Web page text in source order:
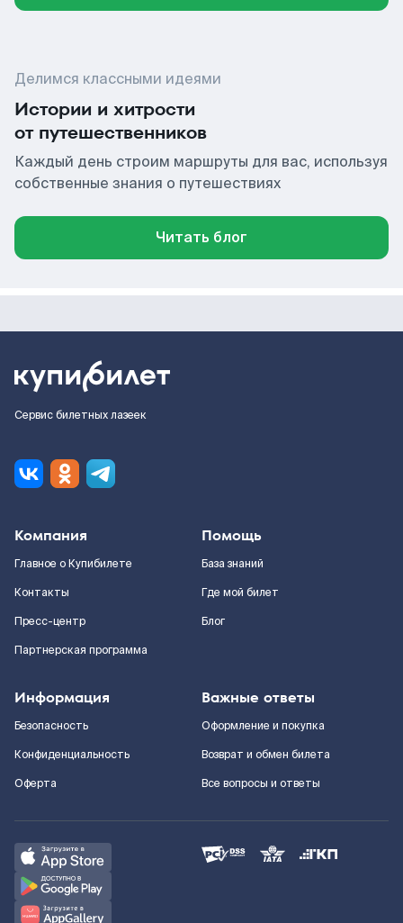
Делимся классными идеями
Истории и хитрости
от путешественников
Каждый день строим маршруты для вас, используя
собственные знания о путешествиях
Читать блог
Сервис билетных лазеек
Компания
Главное о Купибилете
Контакты
Пресс-центр
Партнерская программа
Помощь
База знаний
Где мой билет
Блог
Информация
Безопасность
Конфиденциальность
Оферта
Важные ответы
Оформление и покупка
Возврат и обмен билета
Все вопросы и ответы